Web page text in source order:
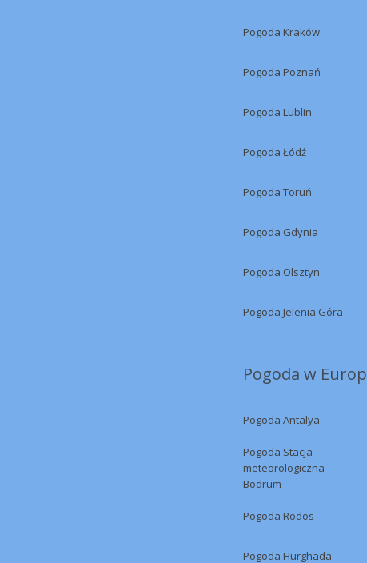
Pogoda Kraków
Pogoda Poznań
Pogoda Lublin
Pogoda Łódź
Pogoda Toruń
Pogoda Gdynia
Pogoda Olsztyn
Pogoda Jelenia Góra
Pogoda w
Pogoda Antalya
Pogoda Stacja
meteorologiczna
Bodrum
Pogoda Rodos
Pogoda Hurghada